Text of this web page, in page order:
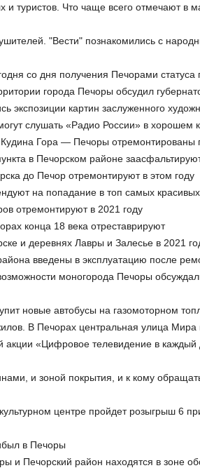
и туристов. Что чаще всего отмечают в
"Вести" познакомились с
со дня получения Печорами статуса
города Печоры обсудил
экспозиции картин заслуженного
слушать «Радио России» в хорошем
Гора — Печоры отремонтированы
в Печорском районе
до Печор отремонтируют в этом году
на попадание в топ самых
отремонтируют в 2021 году
конца 18 века отреставрируют
и деревнях Лавры и Залесье в 2021
введены в эксплуатацию после
моногорода Печоры
новые автобусы на газомоторном
В Печорах центральная улица Мира
акции «Цифровое телевидение в
и зоной покрытия, и к кому
центре пройдет розыгрыш 6
в Печоры
и Печорский район находятся в зоне